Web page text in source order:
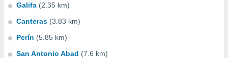
Galifa (2.35 km)
Canteras (3.83 km)
Perín (5.85 km)
San Antonio Abad (7.6 km)